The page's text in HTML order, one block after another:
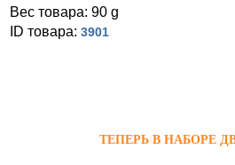
Вес товара: 90 g
ID товара: 3901
ТЕПЕРЬ В НАБОРЕ